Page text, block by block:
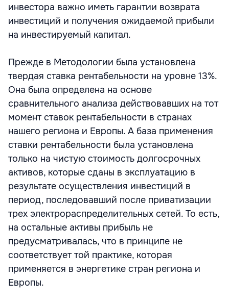
инвестора важно иметь гарантии возврата
инвестиций и получения ожидаемой прибыли
на инвестируемый капитал.
Прежде в Методологии была установлена
твердая ставка рентабельности на уровне 13%.
Она была определена на основе
сравнительного анализа действовавших на тот
момент ставок рентабельности в странах
нашего региона и Европы. А база применения
ставки рентабельности была установлена
только на чистую стоимость долгосрочных
активов, которые сданы в эксплуатацию в
результате осуществления инвестиций в
период, последовавший после приватизации
трех электрораспределительных сетей. То есть,
на остальные активы прибыль не
предусматривалась, что в принципе не
соответствует той практике, которая
применяется в энергетике стран региона и
Европы.